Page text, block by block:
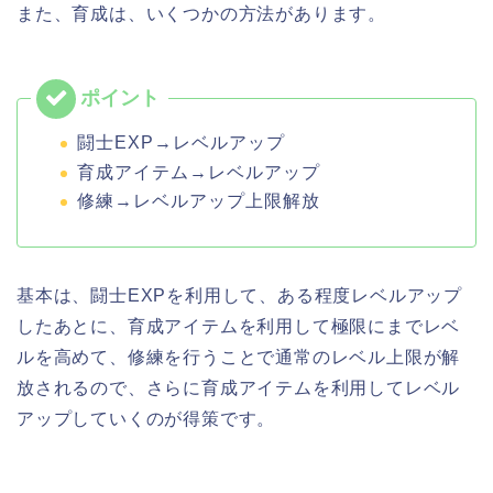
また、育成は、いくつかの方法があります。
闘士EXP→レベルアップ
育成アイテム→レベルアップ
修練→レベルアップ上限解放
基本は、闘士EXPを利用して、ある程度レベルアップ
したあとに、育成アイテムを利用して極限にまでレベ
ルを高めて、修練を行うことで通常のレベル上限が解
放されるので、さらに育成アイテムを利用してレベル
アップしていくのが得策です。